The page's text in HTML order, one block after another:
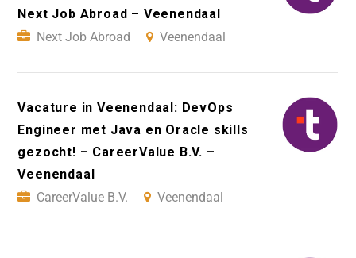
Next Job Abroad – Veenendaal
Next Job Abroad
Veenendaal
Vacature in Veenendaal: DevOps
Engineer met Java en Oracle skills
gezocht! – CareerValue B.V. –
Veenendaal
CareerValue B.V.
Veenendaal